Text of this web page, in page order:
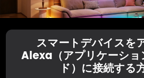
スマートデバイスを
Alexa（アプリケーショ
ド）に接続する